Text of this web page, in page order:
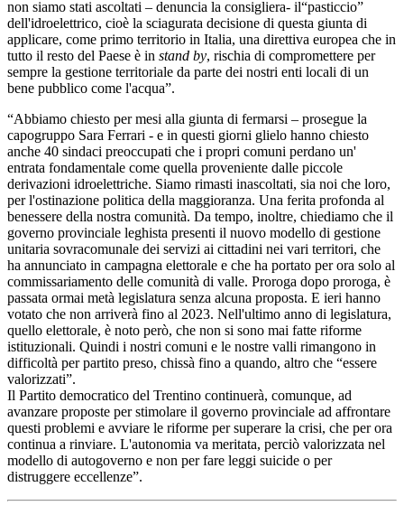
non siamo stati ascoltati – denuncia la consigliera- il“pasticcio”
dell'idroelettrico, cioè la sciagurata decisione di questa giunta di
applicare, come primo territorio in Italia, una direttiva europea che in
tutto il resto del Paese è in stand by, rischia di compromettere per
sempre la gestione territoriale da parte dei nostri enti locali di un
bene pubblico come l'acqua”.
“Abbiamo chiesto per mesi alla giunta di fermarsi – prosegue la
capogruppo Sara Ferrari - e in questi giorni glielo hanno chiesto
anche 40 sindaci preoccupati che i propri comuni perdano un'
entrata fondamentale come quella proveniente dalle piccole
derivazioni idroelettriche. Siamo rimasti inascoltati, sia noi che loro,
per l'ostinazione politica della maggioranza. Una ferita profonda al
benessere della nostra comunità. Da tempo, inoltre, chiediamo che il
governo provinciale leghista presenti il nuovo modello di gestione
unitaria sovracomunale dei servizi ai cittadini nei vari territori, che
ha annunciato in campagna elettorale e che ha portato per ora solo al
commissariamento delle comunità di valle. Proroga dopo proroga, è
passata ormai metà legislatura senza alcuna proposta. E ieri hanno
votato che non arriverà fino al 2023. Nell'ultimo anno di legislatura,
quello elettorale, è noto però, che non si sono mai fatte riforme
istituzionali. Quindi i nostri comuni e le nostre valli rimangono in
difficoltà per partito preso, chissà fino a quando, altro che “essere
valorizzati”.
Il Partito democratico del Trentino continuerà, comunque, ad
avanzare proposte per stimolare il governo provinciale ad affrontare
questi problemi e avviare le riforme per superare la crisi, che per ora
continua a rinviare. L'autonomia va meritata, perciò valorizzata nel
modello di autogoverno e non per fare leggi suicide o per
distruggere eccellenze”.